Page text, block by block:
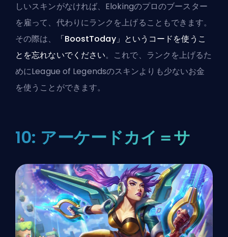
しいスキンがなければ、 Elokingのプロのブースター
を雇って、代わりにランクを上げることもできます。
その際は、
「BoostToday」というコードを使うこ
とを忘れないでください。これで、ランクを上げるた
めにLeague of Legendsのスキンよりも少ないお金
を使うことができます。
10: アーケードカイ＝サ